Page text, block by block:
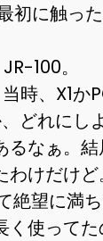
触った
JR-100。
、 X1か
どれにし
なぁ。結
わけだけ
絶望に満
使ってた